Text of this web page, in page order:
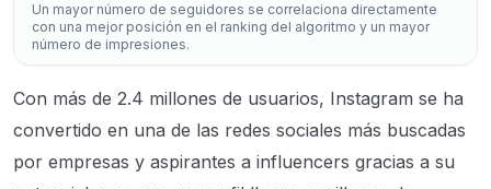
Un mayor número de seguidores se correlaciona directamente
con una mejor posición en el ranking del algoritmo y un mayor
número de impresiones.
Con más de 2.4 millones de usuarios, Instagram se ha
convertido en una de las redes sociales más buscadas
por empresas y aspirantes a influencers gracias a su